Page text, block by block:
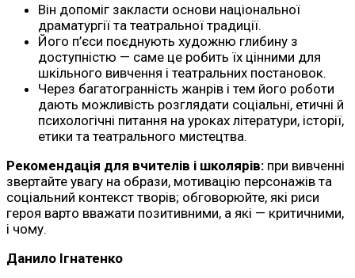
Він допоміг закласти основи національної
драматургії та театральної традиції.
Його п’єси поєднують художню глибину з
доступністю — саме це робить їх цінними для
шкільного вивчення і театральних постановок.
Через багатогранність жанрів і тем його роботи
дають можливість розглядати соціальні, етичні й
психологічні питання на уроках літератури, історії,
етики та театрального мистецтва.
Рекомендація для вчителів і школярів: при вивченні
звертайте увагу на образи, мотивацію персонажів та
соціальний контекст творів; обговорюйте, які риси
героя варто вважати позитивними, а які — критичними,
і чому.
Данило Ігнатенко